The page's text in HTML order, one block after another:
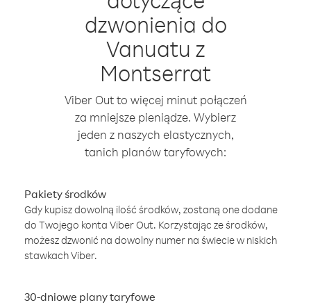
dzwonienia do
Vanuatu z
Montserrat
Viber Out to więcej minut połączeń
za mniejsze pieniądze. Wybierz
jeden z naszych elastycznych,
tanich planów taryfowych:
Pakiety środków
Gdy kupisz dowolną ilość środków, zostaną one dodane
do Twojego konta Viber Out. Korzystając ze środków,
możesz dzwonić na dowolny numer na świecie w niskich
stawkach Viber.
30-dniowe plany taryfowe